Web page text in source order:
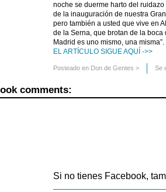
noche se duerme harto del
de la inauguración de nuestra
pero también a usted que vive en
de la Serna, que brotan de la
Madrid es uno mismo, una misma”.
EL ARTÍCULO SIGUE AQUÍ ->>
Posteado en Don de Gentes > Se
comments:
Si no tienes Facebook,